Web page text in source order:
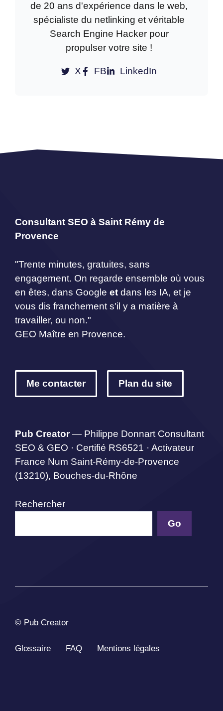
de 20 ans d'expérience dans le web,
spécialiste du netlinking et véritable
Search Engine Hacker pour
propulser votre site !
X FB LinkedIn
Consultant SEO à Saint Rémy de
Provence
"Trente minutes, gratuites, sans
engagement. On regarde ensemble où vous
en êtes, dans Google et dans les IA, et je
vous dis franchement s'il y a matière à
travailler, ou non."
GEO Maître en Provence.
Me contacter Plan du site
Pub Creator— Philippe Donnart Consultant
SEO & GEO · Certifié RS6521 · Activateur
France Num Saint-Rémy-de-Provence
(13210), Bouches-du-Rhône
Rechercher
Go
© Pub Creator
Glossaire FAQ Mentions légales